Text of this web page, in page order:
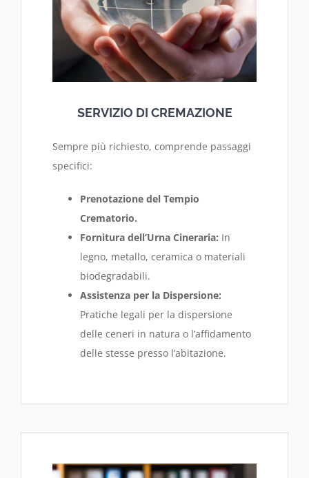
SERVIZIO DI CREMAZIONE
Sempre più richiesto, comprende passaggi
specifici:
Prenotazione del Tempio
Crematorio.
Fornitura dell’Urna Cineraria: In
legno, metallo, ceramica o materiali
biodegradabili.
Assistenza per la Dispersione:
Pratiche legali per la dispersione
delle ceneri in natura o l’affidamento
delle stesse presso l’abitazione.